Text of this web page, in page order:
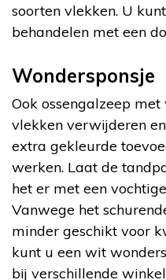
soorten vlekken. U
behandelen met een
Wondersponsje
Ook ossengalzeep
vlekken verwijderen
extra gekleurde
werken. Laat de
het er met een
Vanwege het
minder geschikt voor
kunt u een wit
bij verschillende